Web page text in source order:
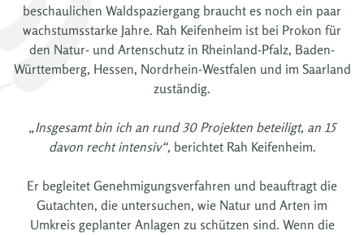
beschaulichen Waldspaziergang braucht es noch ein paar
wachstumsstarke Jahre. Rah Keifenheim ist bei Prokon für
den Natur- und Artenschutz in Rheinland-Pfalz, Baden-
Württemberg, Hessen, Nordrhein-Westfalen und im Saarland
zuständig.
„Insgesamt bin ich an rund 30 Projekten beteiligt, an 15
davon recht intensiv“, berichtet Rah Keifenheim.
Er begleitet Genehmigungsverfahren und beauftragt die
Gutachten, die untersuchen, wie Natur und Arten im
Umkreis geplanter Anlagen zu schützen sind. Wenn die